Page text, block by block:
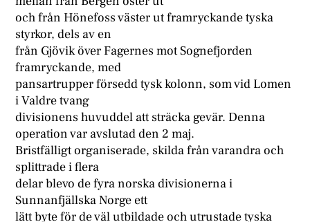
och från Hönefoss väster ut framryckande tyska
styrkor, dels av en
från Gjövik över Fagernes mot Sognefjorden
framryckande, med
pansartrupper försedd tysk kolonn, som vid Lomen
i Valdre tvang
divisionens huvuddel att sträcka gevär. Denna
operation var avslutad den 2 maj.
Bristfälligt organiserade, skilda från varandra och
splittrade i flera
delar blevo de fyra norska divisionerna i
Sunnanfjällska Norge ett
lätt byte för de väl utbildade och utrustade tyska